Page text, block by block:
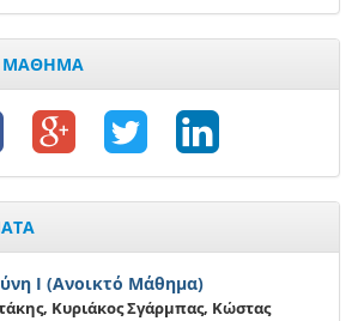
ΜΑΘΗΜΑ
Ι (Ανοικτό Μάθημα)
Κυριάκος Σγάρμπας, Κώστας